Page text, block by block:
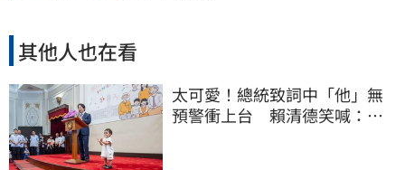
其他人也在看
太可愛！總統致詞中「他」無
預警衝上台 賴清德笑喊：卸